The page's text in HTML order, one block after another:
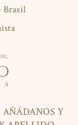
AÑÁDANOS Y
Brasil